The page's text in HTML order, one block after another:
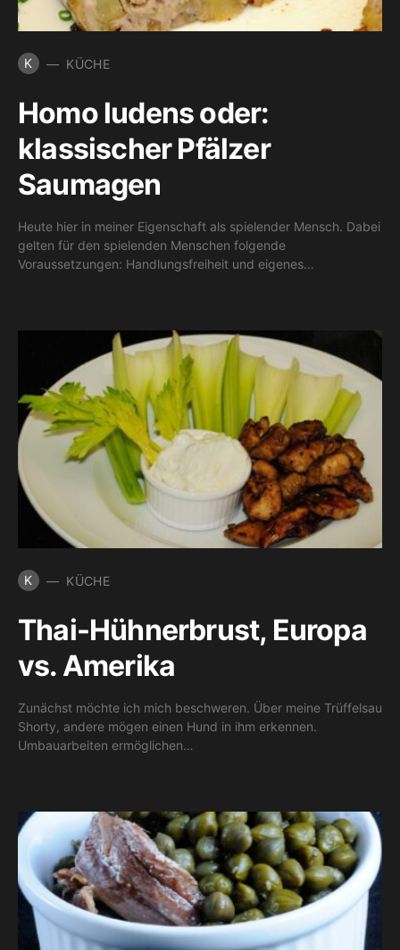
K KÜCHE
Homo ludens oder:
klassischer Pfälzer
Saumagen
Heute hier in meiner Eigenschaft als spielender Mensch. Dabei
gelten für den spielenden Menschen folgende
Voraussetzungen: Handlungsfreiheit und eigenes…
K KÜCHE
Thai-Hühnerbrust, Europa
vs. Amerika
Zunächst möchte ich mich beschweren. Über meine Trüffelsau
Shorty, andere mögen einen Hund in ihm erkennen.
Umbauarbeiten ermöglichen…